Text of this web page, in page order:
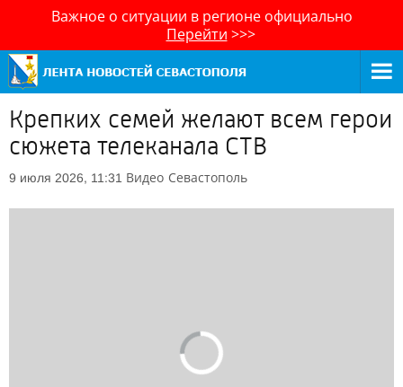
Важное о ситуации в регионе официально
Перейти >>>
Крепких семей желают всем герои
сюжета телеканала СТВ
9 июля 2026, 11:31 Видео Севастополь